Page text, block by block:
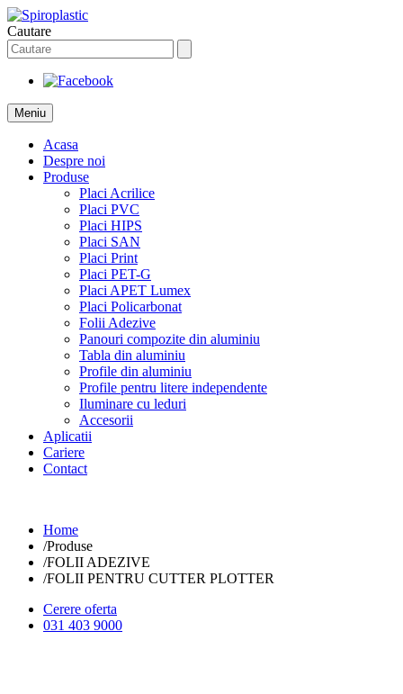
Cautare
Meniu
Acasa
Despre noi
Produse
Placi Acrilice
Placi PVC
Placi HIPS
Placi SAN
Placi Print
Placi PET-G
Placi APET Lumex
Placi Policarbonat
Folii Adezive
Panouri compozite din aluminiu
Tabla din aluminiu
Profile din aluminiu
Profile pentru litere independente
Iluminare cu leduri
Accesorii
Aplicatii
Cariere
Contact
Home
/Produse
/FOLII ADEZIVE
/FOLII PENTRU CUTTER PLOTTER
Cerere oferta
031 403 9000